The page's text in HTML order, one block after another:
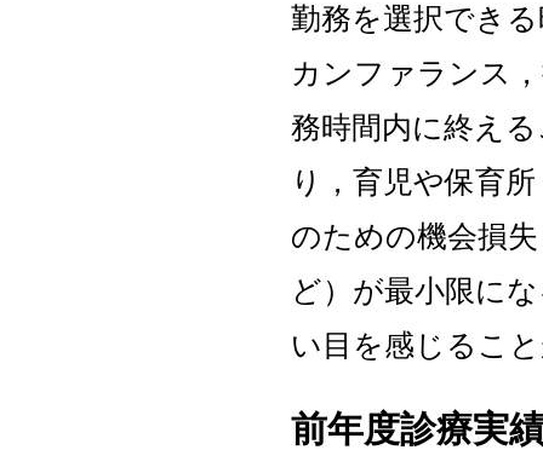
勤務を選択でき
カンファランス
務時間内に終え
り，育児や保育
のための機会損
ど）が最小限に
い目を感じるこ
前年度診療実